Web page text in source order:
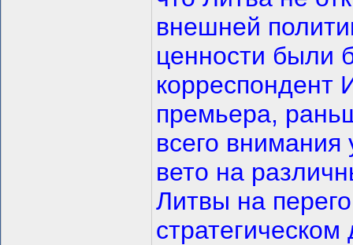
внешней
ценности были
корреспондент
премьера,
всего
вето на
Литвы на
стратегическом